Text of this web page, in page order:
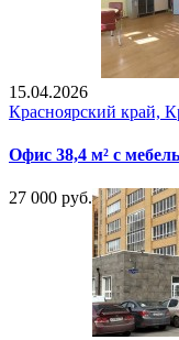
15.04.2026
Красноярский край,
Офис 38,4 м² с
27 000 руб.